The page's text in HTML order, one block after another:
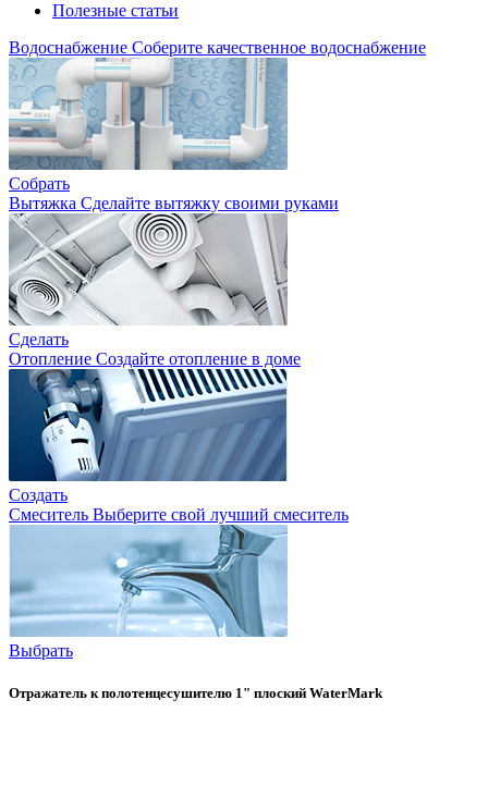
Полезные статьи
Водоснабжение Соберите качественное водоснабжение
Собрать
Вытяжка Сделайте вытяжку своими руками
Сделать
Отопление Создайте отопление в доме
Создать
Смеситель Выберите свой лучший смеситель
Выбрать
Отражатель к полотенцесушителю 1" плоский WaterMark